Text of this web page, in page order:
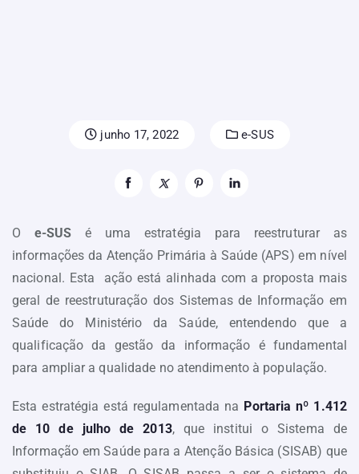
junho 17, 2022 e-SUS
O e-SUS é uma estratégia para reestruturar as
informações da Atenção Primária à Saúde (APS) em nível
nacional. Esta ação está alinhada com a proposta mais
geral de reestruturação dos Sistemas de Informação em
Saúde do Ministério da Saúde, entendendo que a
qualificação da gestão da informação é fundamental
para ampliar a qualidade no atendimento à população.
Esta estratégia está regulamentada na Portaria nº 1.412
de 10 de julho de 2013, que institui o Sistema de
Informação em Saúde para a Atenção Básica (SISAB) que